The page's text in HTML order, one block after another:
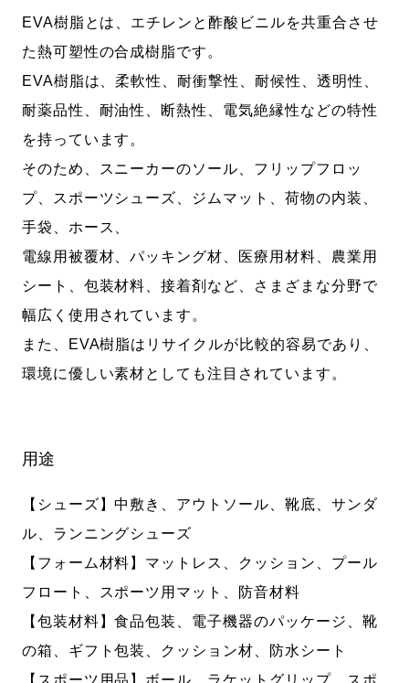
EVA樹脂とは、エチレンと酢酸ビニルを共重合させ
た熱可塑性の合成樹脂です。
EVA樹脂は、柔軟性、耐衝撃性、耐候性、透明性、
耐薬品性、耐油性、断熱性、電気絶縁性などの特性
を持っています。
そのため、スニーカーのソール、フリップフロッ
プ、スポーツシューズ、ジムマット、荷物の内装、
手袋、ホース、
電線用被覆材、パッキング材、医療用材料、農業用
シート、包装材料、接着剤など、さまざまな分野で
幅広く使用されています。
また、EVA樹脂はリサイクルが比較的容易であり、
環境に優しい素材としても注目されています。
用途
【シューズ】中敷き、アウトソール、靴底、サンダ
ル、ランニングシューズ
【フォーム材料】マットレス、クッション、プール
フロート、スポーツ用マット、防音材料
【包装材料】食品包装、電子機器のパッケージ、靴
の箱、ギフト包装、クッション材、防水シート
【スポーツ用品】ボール、ラケットグリップ、スポ